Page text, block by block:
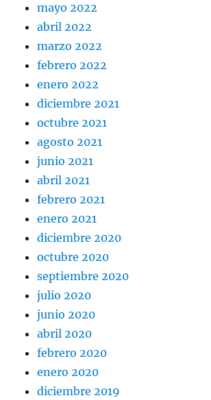
mayo 2022
abril 2022
marzo 2022
febrero 2022
enero 2022
diciembre 2021
octubre 2021
agosto 2021
junio 2021
abril 2021
febrero 2021
enero 2021
diciembre 2020
octubre 2020
septiembre 2020
julio 2020
junio 2020
abril 2020
febrero 2020
enero 2020
diciembre 2019